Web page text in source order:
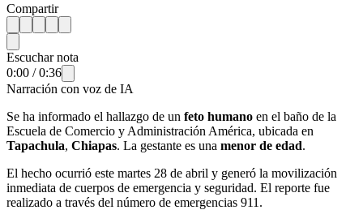
Compartir
Escuchar nota
0:00 /0:36
Narración con voz de IA
Se ha informado el hallazgo de un feto humano en el baño de la
Escuela de Comercio y Administración América, ubicada en
Tapachula, Chiapas. La gestante es una menor de edad.
El hecho ocurrió este martes 28 de abril y generó la movilización
inmediata de cuerpos de emergencia y seguridad. El reporte fue
realizado a través del número de emergencias 911.